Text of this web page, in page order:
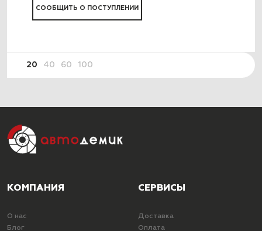
СООБЩИТЬ О ПОСТУПЛЕНИИ
20 40 60 100
КОМПАНИЯ
О нас
Блог
СЕРВИСЫ
Доставка
Оплата